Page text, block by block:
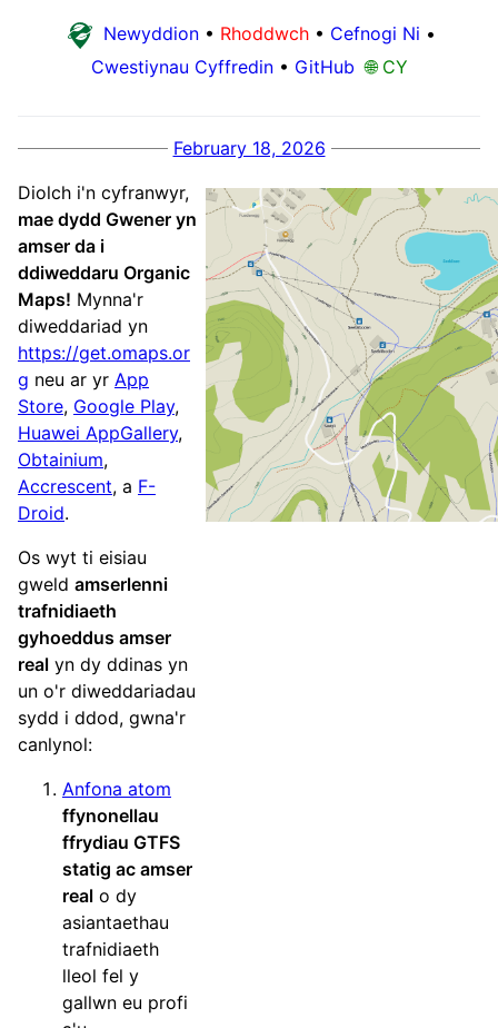
Newyddion • Rhoddwch • Cefnogi Ni •
Cwestiynau Cyffredin • GitHub 🌐 CY
February 18, 2026
Diolch i'n cyfranwyr,
mae dydd Gwener yn
amser da i
ddiweddaru Organic
Maps! Mynna'r
diweddariad yn
https://get.omaps.or
g neu ar yr App
Store, Google Play,
Huawei AppGallery,
Obtainium,
Accrescent, a F-
Droid.
Os wyt ti eisiau
gweld amserlenni
trafnidiaeth
gyhoeddus amser
real yn dy ddinas yn
un o'r diweddariadau
sydd i ddod, gwna'r
canlynol:
Anfona atom
ffynonellau
ffrydiau GTFS
statig ac amser
real o dy
asiantaethau
trafnidiaeth
lleol fel y
gallwn eu profi